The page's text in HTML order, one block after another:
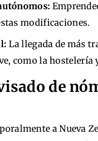
modificaciones.
La llegada de más
como la hostelería
de
a Nueva